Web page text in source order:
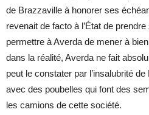
de Brazzaville à honorer ses
revenait de facto à l’État de
permettre à Averda de mener à
dans la réalité, Averda ne fait
peut le constater par l’insalubrité
avec des poubelles qui font des
les camions de cette société.